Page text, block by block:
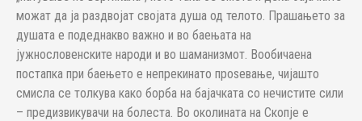
можат да ја раздвојат својата душа од телото. Прашањето за
душата е подеднакво важно и во баењата на
јужнословенските народи и во шаманизмот. Вообичаена
постапка при баењето е непрекинато проѕевање, чијашто
смисла се толкува како борба на бајачката со нечистите сили
– предизвикувачи на болеста. Во околината на Скопје е